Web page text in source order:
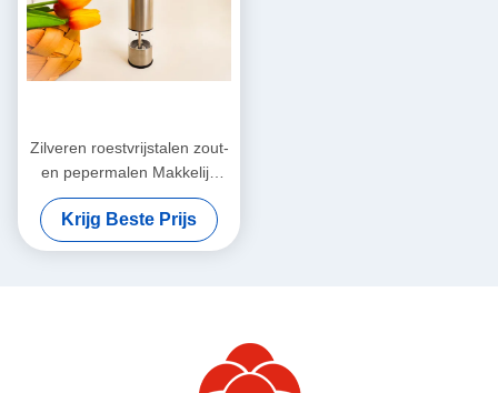
Zilveren roestvrijstalen zout-
en pepermalen Makkelijk
schoon te maken
Afneembare onderdelen
Elektrische zout- en
Krijg Beste Prijs